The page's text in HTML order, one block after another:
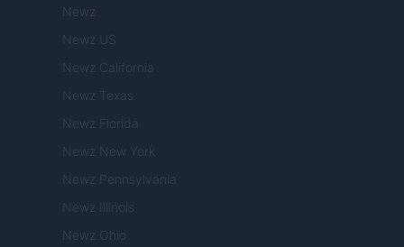
Newz
Newz US
Newz California
Newz Texas
Newz Florida
Newz New York
Newz Pennsylvania
Newz Illinois
Newz Ohio